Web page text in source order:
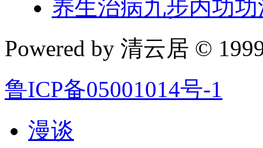
养生治病九步内功功
Powered by 清云居 ©
鲁ICP备05001014号-1
漫谈